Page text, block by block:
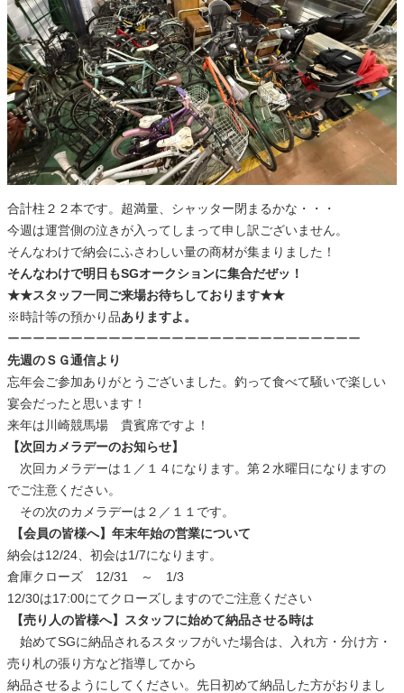
合計柱２２本です。超満量、シャッター閉まるかな・・・
今週は運営側の泣きが入ってしまって申し訳ございません。
そんなわけで納会にふさわしい量の商材が集まりました！
そんなわけで明日もSGオークションに集合だぜッ！
★★スタッフ一同ご来場お待ちしております★★
※時計等の預かり品ありますよ。
ーーーーーーーーーーーーーーーーーーーーーーーーーーーー
先週のＳＧ通信より
忘年会ご参加ありがとうございました。釣って食べて騒いで楽しい
宴会だったと思います！
来年は川崎競馬場 貴賓席ですよ！
【次回カメラデーのお知らせ】
次回カメラデーは１／１４になります。第２水曜日になりますの
でご注意ください。
その次のカメラデーは２／１１です。
【会員の皆様へ】年末年始の営業について
納会は12/24、初会は1/7になります。
倉庫クローズ 12/31 ～ 1/3
12/30は17:00にてクローズしますのでご注意ください
【売り人の皆様へ】スタッフに始めて納品させる時は
始めてSGに納品されるスタッフがいた場合は、入れ方・分け方・
売り札の張り方など指導してから
納品させるようにしてください。先日初めて納品した方がおりまし